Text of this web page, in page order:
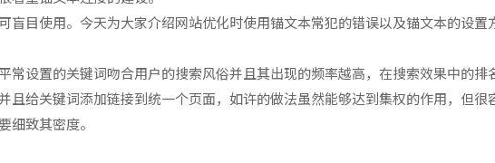
签约长沙余女士网站达成合作
目使用。今天为大家介绍网站优化时使用锚文本常犯的错误以及锚文本的设置
常设置的关键词吻合用户的搜索风俗并且其出现的频率越高，在搜索效果中的
且给关键词添加链接到统一个页面，如许的做法虽然能够达到集权的作用，但
细致其密度。